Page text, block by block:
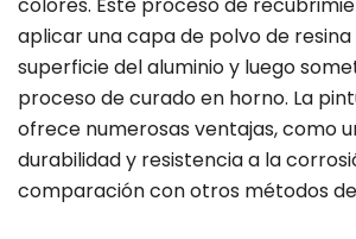
colores. Este proceso de
aplicar una capa de polvo de
superficie del aluminio y luego
proceso de curado en horno. La
ofrece numerosas ventajas, como
durabilidad y resistencia a la
comparación con otros métodos